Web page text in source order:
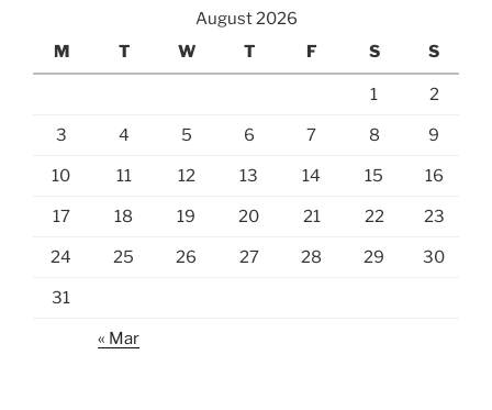
August 2026
M
T W T F S S
1 2
3 4 5 6 7 8 9
10 11 12 13 14 15 16
17 18 19 20 21 22 23
24 25 26 27 28 29 30
31
« Mar